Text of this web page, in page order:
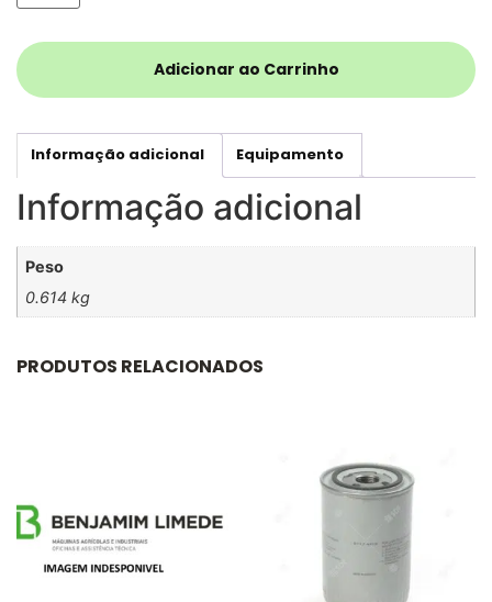
Adicionar ao Carrinho
Informação adicional Equipamento
Informação adicional
Peso
0.614 kg
PRODUTOS RELACIONADOS